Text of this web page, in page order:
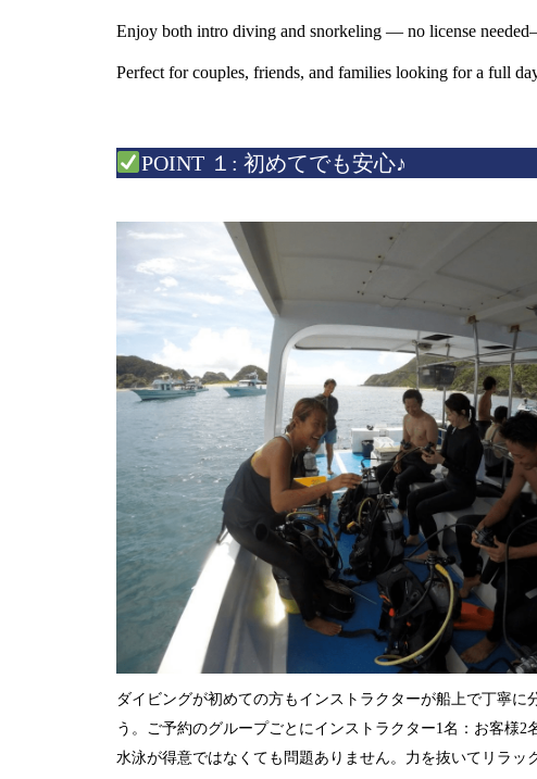
Enjoy both intro diving and snorkeling — no license
Perfect for couples, friends, and families looking for a full
POINT １: 初めてでも安心♪
ダイビングが初めての方もインストラクターが船上で丁寧
う。ご予約のグループごとにインストラクター1名：お客様
水泳が得意ではなくても問題ありません。力を抜いてリラッ